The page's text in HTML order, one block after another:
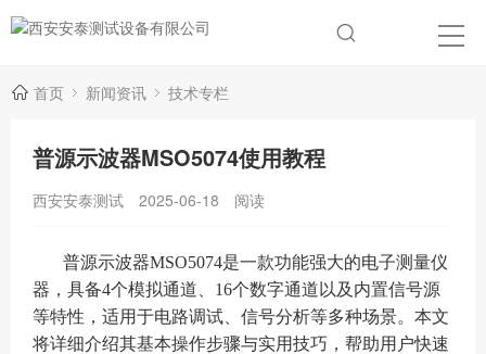
首页 新闻资讯 技术专栏
普源示波器MSO5074使用教程
西安安泰测试 2025-06-18 阅读
普源示波器MSO5074是一款功能强大的电子测量仪
器，具备4个模拟通道、16个数字通道以及内置信号源
等特性，适用于电路调试、信号分析等多种场景。本文
将详细介绍其基本操作步骤与实用技巧，帮助用户快速